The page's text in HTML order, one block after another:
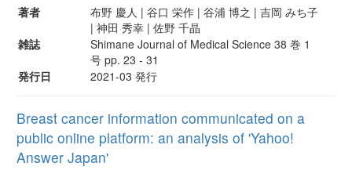
著者
布野 慶人 | 谷口 栄作 | 谷浦 博之 | 吉岡 みち子
| 神田 秀幸 | 佐野 千晶
雑誌
Shimane Journal of Medical Science 38 巻 1
号 pp. 23 - 31
発行日
2021-03 発行
Breast cancer information communicated on a
public online platform: an analysis of 'Yahoo!
Answer Japan'